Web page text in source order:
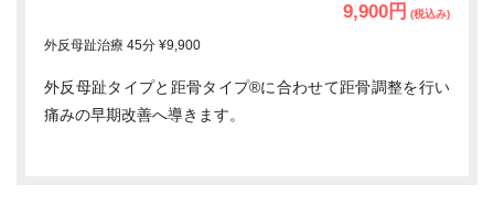
9,900円 (税込み)
外反母趾治療 45分 ¥9,900
外反母趾タイプと距骨タイプ®に合わせて距骨調整を行い
痛みの早期改善へ導きます。